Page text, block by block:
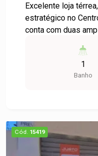
Excelente loja
estratégico no
conta com duas
comerciais.
nova e piso frio em
um ambiente
cozinha funcional,
dia a dia. Agende a
venha conhecer
1
Banho
Cód. 15419